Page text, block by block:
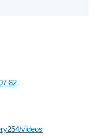
82
videos